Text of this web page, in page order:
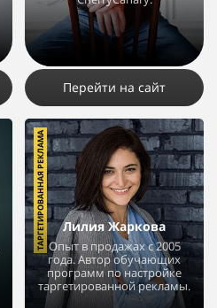
9 2
Перейти на сайт
Лилия Жаркова
Опыт в продажах с 2005
года. Автор обучающих
программ по настройке
таргетированной рекламы.
ТАРГЕТИРОВАННАЯ РЕКЛАМА